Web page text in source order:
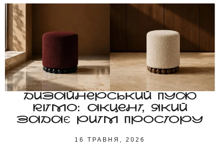
ДИЗАЙНЕРСЬКИЙ ПУФ
RITMO: АКЦЕНТ, ЯКИЙ
ЗАДАЄ РИТМ ПРОСТОРУ
16 ТРАВНЯ, 2026